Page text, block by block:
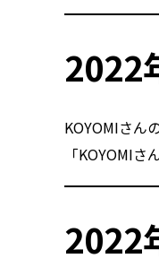
2022
KOYOMIさん
「KOYOMI
2022